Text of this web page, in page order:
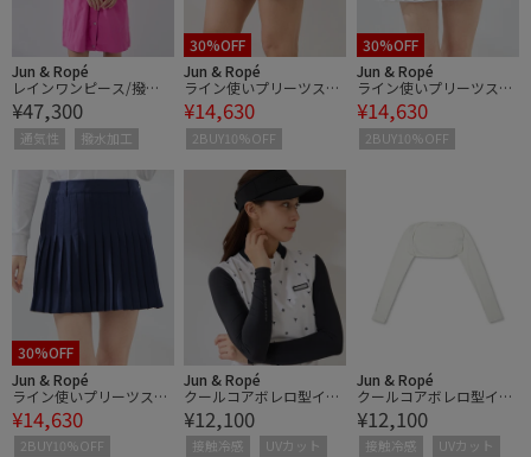
Jun & Ropé
レインワンピース/撥
水・透湿
¥47,300
通気性 撥水加工
30%OFF
Jun & Ropé
ライン使いプリーツスカ
ート/撥水
¥14,630
2BUY10%OFF
30%OFF
Jun & Ropé
ライン使いプリーツスカ
ート/撥水
¥14,630
2BUY10%OFF
30%OFF
Jun & Ropé
ライン使いプリーツスカ
ート/撥水
¥14,630
2BUY10%OFF
Jun & Ropé
クールコアボレロ型イン
ナー/UV・吸水速乾・接
触冷感
¥12,100
接触冷感
UVカット
Jun & Ropé
クールコアボレロ型イン
ナー/UV・吸水速乾・接
触冷感
¥12,100
接触冷感
UVカット